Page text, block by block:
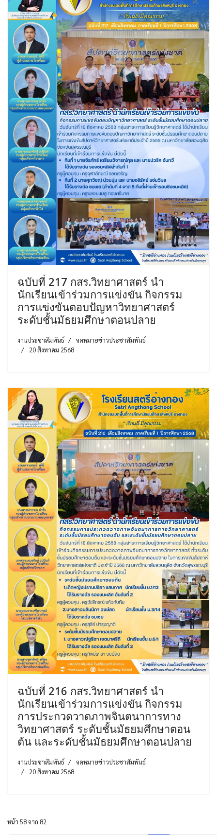
ฉบับที่ 217 กสร.วิทยาศาสตร์ นำ
นักเรียนเข้าร่วมการแข่งขัน กิจกรรม
การแข่งขันตอบปัญหาวิทยาศาสตร์
ระดับชั้นมัธยมศึกษาตอนปลาย
งานประชาสัมพันธ์
จดหมายข่าวประชาสัมพันธ์
20 สิงหาคม 2568
ฉบับที่ 216 กสร.วิทยาศาสตร์ นำ
นักเรียนเข้าร่วมการแข่งขัน กิจกรรม
การประกวดวาดภาพจินตนาการทาง
วิทยาศาสตร์ ระดับชั้นมัธยมศึกษาตอน
ต้น และระดับชั้นมัธยมศึกษาตอนปลาย
งานประชาสัมพันธ์
จดหมายข่าวประชาสัมพันธ์
20 สิงหาคม 2568
หน้า 58 จาก 82